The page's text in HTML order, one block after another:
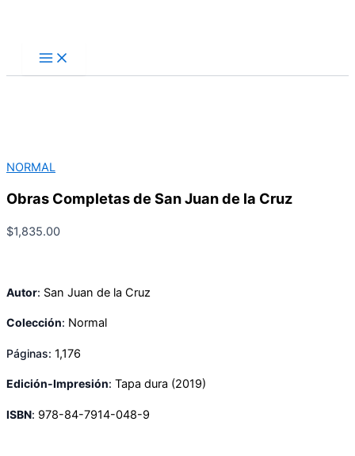
contenido
NORMAL
Obras Completas de San Juan de la Cruz
$1,835.00
Autor: San Juan de la Cruz
Colección: Normal
Páginas: 1,176
Edición-Impresión: Tapa dura (2019)
ISBN: 978-84-7914-048-9